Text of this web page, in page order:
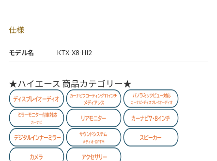
モデル名 KTX-X8-HI2
仕様
★ハイエース 商品カテゴリー★